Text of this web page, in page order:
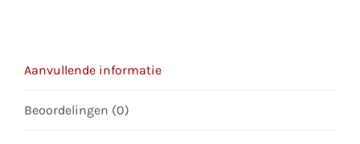
mm
Aanvullende informatie
Beoordelingen (0)